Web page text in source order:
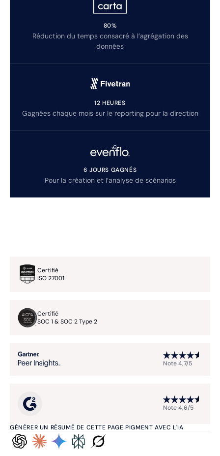
80%
Réduction du temps consacré à l’agrégation des
données
12 HEURES
Gagnées chaque mois sur le reporting pour la direction
6 JOURS GAGNÉS
Pour la création et l’analyse de scénarios
GÉNÉRER UN RÉSUMÉ DE CETTE PAGE PIGMENT AVEC L'IA
Certifié
ISO 27001
Certifié
SOC 1 & SOC 2 Type 2
Note 4,7/5
Note 4,6/5